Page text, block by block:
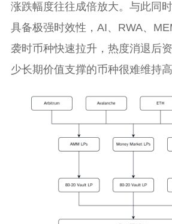
涨跌幅度往往成倍放大。与此同
具备极强时效性，AI、RWA、
袭时币种快速拉升，热度消退后
少长期价值支撑的币种很难维持高